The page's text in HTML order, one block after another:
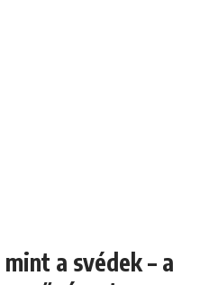
a svédek – a